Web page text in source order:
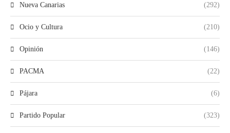
Nueva Canarias (292)
Ocio y Cultura (210)
Opinión (146)
PACMA (22)
Pájara (6)
Partido Popular (323)